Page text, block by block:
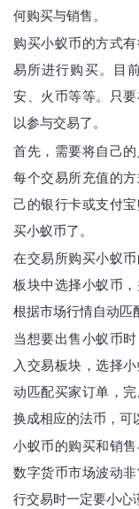
何购买与销售。
购买小蚁币的方式
易所进行购买。目
安、火币等等。只
以参与交易了。
首先，需要将自己
每个交易所充值的
己的银行卡或支付
买小蚁币了。
在交易所购买小蚁
板块中选择小蚁币
根据市场行情自动匹
当想要出售小蚁币
入交易板块，选择
动匹配买家订单，
换成相应的法币，可
小蚁币的购买和销
数字货币市场波动
行交易时一定要小心